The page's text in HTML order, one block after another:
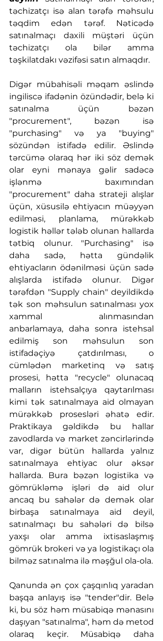
təchizatçı isə alan tərəfə məhsulu
təqdim edən tərəf. Nəticədə
satınalmaçı daxili müştəri üçün
təchizatçı ola bilər amma
təşkilatdakı vəzifəsi satın almaqdır.
Digər mübahisəli məqam əslində
ingiliscə ifadənin özündədir, belə ki
satınalma üçün bəzən
"procurement", bəzən isə
"purchasing" və ya "buying"
sözündən istifadə edilir. Əslində
tərcümə olaraq hər iki söz demək
olar eyni mənaya gəlir sadəcə
işlənmə baxımından
"procurement" daha strateji alışlar
üçün, xüsusilə ehtiyacın müəyyən
edilməsi, planlama, mürəkkəb
logistik həllər tələb olunan hallarda
tətbiq olunur. "Purchasing" isə
daha sadə, hətta gündəlik
ehtiyacların ödənilməsi üçün sadə
alışlarda istifadə olunur. Digər
tərəfdən "Supply chain" deyildikdə
tək son məhsulun satınalması yox
xammal alınmasından
anbarlamaya, daha sonra istehsal
edilmiş son məhsulun son
istifadəçiyə çatdırılması, o
cümlədən marketinq və satış
prosesi, hətta "recycle" olunacaq
malların istehsalçıya qaytarılması
kimi tək satınalmaya aid olmayan
mürəkkəb prosesləri əhatə edir.
Praktikaya gəldikdə bu hallar
zavodlarda və market zəncirlərində
var, digər bütün hallarda yalnız
satınalmaya ehtiyac olur əksər
hallarda. Bura bəzən logistika və
gömrükləmə işləri də aid olur
ancaq bu sahələr də demək olar
birbaşa satınalmaya aid deyil,
satınalmaçı bu sahələri də bilsə
yaxşı olar amma ixtisaslaşmış
gömrük brokeri və ya logistikaçı ola
bilməz satınalma ilə məşğul ola-ola.
Qanunda ən çox çaşqınlıq yaradan
başqa anlayış isə "tender"dir. Belə
ki, bu söz həm müsabiqə mənasını
daşıyan "satınalma", həm də metod
olaraq keçir. Müsabiqə daha